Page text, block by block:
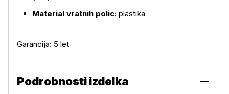
Material vratnih polic: plastika
Garancija: 5 let
Podrobnosti izdelka